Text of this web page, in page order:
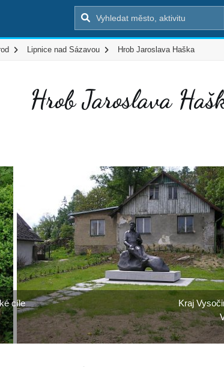
Lipnice nad Sázavou Hrob Jaroslava Haška
Hrob Jaroslava
cíle Kraj